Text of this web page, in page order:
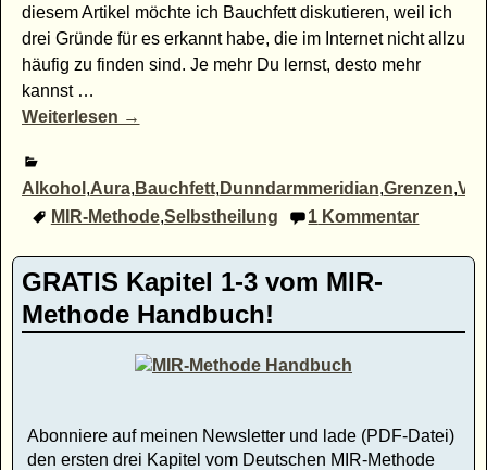
diesem Artikel möchte ich Bauchfett diskutieren, weil ich
drei Gründe für es erkannt habe, die im Internet nicht allzu
häufig zu finden sind. Je mehr Du lernst, desto mehr
kannst …
Weiterlesen →
Alkohol ,Aura, Bauchfett, Dunndarmmeridian,Grenzen,
MIR-Methode,Selbstheilung 1 Kommentar
GRATIS Kapitel 1-3 vom MIR-
Methode Handbuch!
Abonniere auf meinen Newsletter und lade (PDF-Datei)
den ersten drei Kapitel vom Deutschen MIR-Methode